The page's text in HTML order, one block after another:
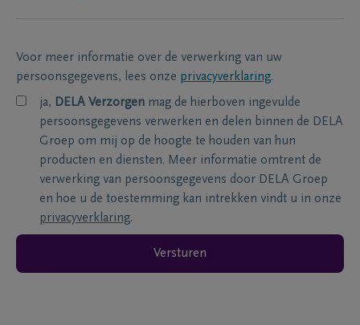
Voor meer informatie over de verwerking van uw
persoonsgegevens, lees onze privacyverklaring.
ja, DELA Verzorgen mag de hierboven ingevulde
persoonsgegevens verwerken en delen binnen de DELA
Groep om mij op de hoogte te houden van hun
producten en diensten. Meer informatie omtrent de
verwerking van persoonsgegevens door DELA Groep
en hoe u de toestemming kan intrekken vindt u in onze
privacyverklaring.
Versturen